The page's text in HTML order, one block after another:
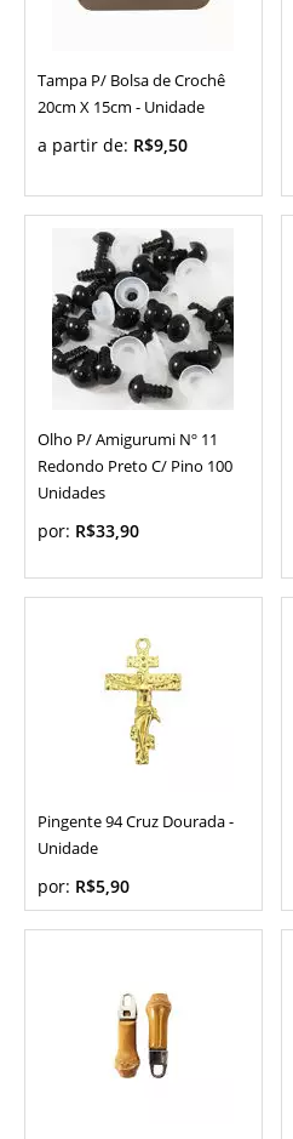
Tampa P/ Bolsa de Crochê
20cm X 15cm - Unidade
a partir de: R$9,50
Olho P/ Amigurumi Nº 11
Redondo Preto C/ Pino 100
Unidades
por: R$33,90
Pingente 94 Cruz Dourada -
Unidade
por: R$5,90